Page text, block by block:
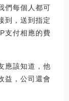
們每個人都可
到，送到指定
支付相應的費
應該知道，他
益，公司還會